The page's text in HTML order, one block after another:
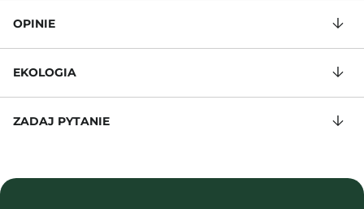
OPINIE
EKOLOGIA
ZADAJ PYTANIE